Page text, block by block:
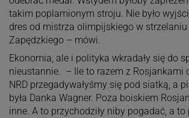
takim poplamionym stroju. Nie było
dres od mistrza olimpijskiego w
Zapędzkiego – mówi.
Ekonomia, ale i polityka wkradały się do
nieustannie. – Ile to razem z Rosjankami
NRD przegadywałyśmy się pod siatką, a
była Danka Wagner. Poza boiskiem
inne. A to przychodziły niby pogadać, a